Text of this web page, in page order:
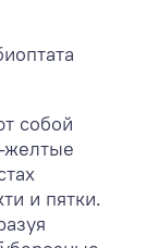
собой
желтые
и пятки.